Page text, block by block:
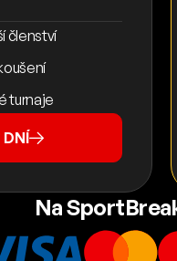
členství
turnaje
DNÍ
Na